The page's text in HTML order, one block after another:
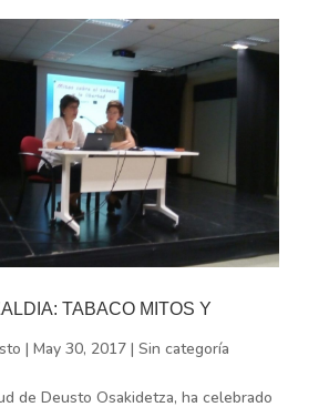
TABACO MITOS Y
| May 30, 2017| Sin categoría
de Deusto Osakidetza, ha celebrado